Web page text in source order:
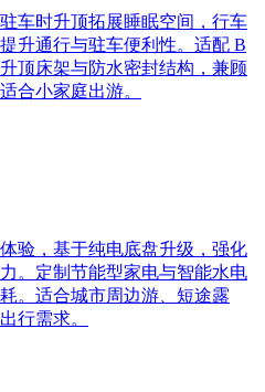
车时升顶拓展睡眠空间，行车
升通行与驻车便利性。适配 B
顶床架与防水密封结构，兼顾
合小家庭出游。
验，基于纯电底盘升级，强化
。定制节能型家电与智能水电
。适合城市周边游、短途露
行需求。